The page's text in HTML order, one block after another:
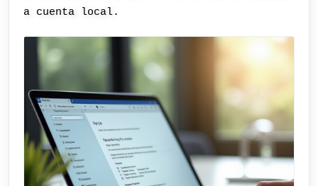
a cuenta local.